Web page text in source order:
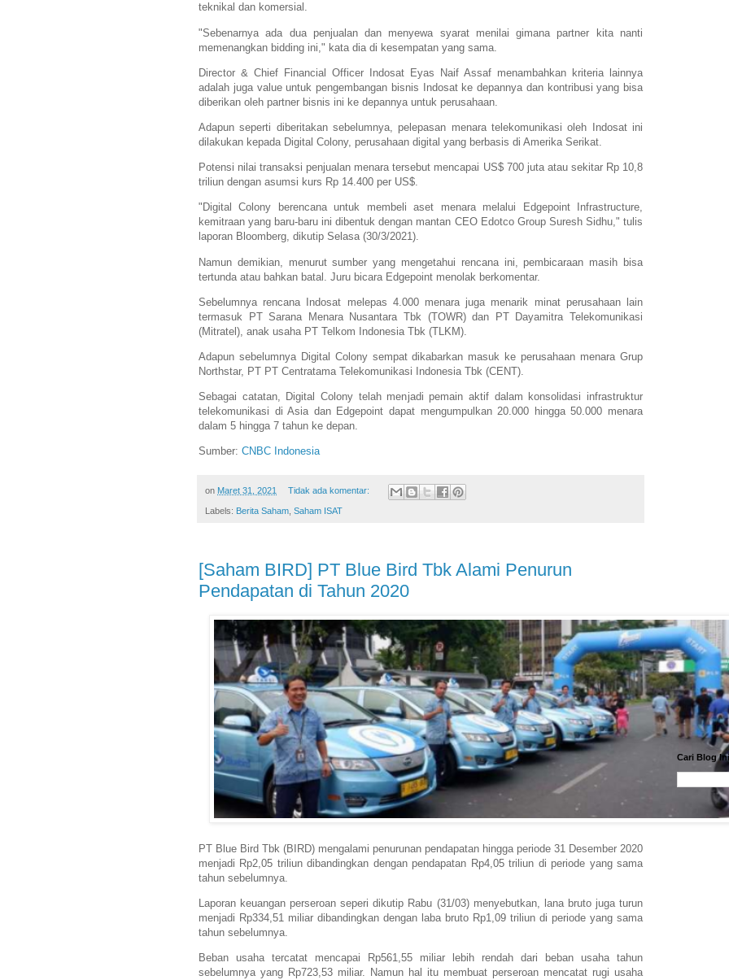
teknikal dan komersial.
"Sebenarnya ada dua penjualan dan menyewa syarat menilai gimana partner kita nanti
memenangkan bidding ini," kata dia di kesempatan yang sama.
Director & Chief Financial Officer Indosat Eyas Naif Assaf menambahkan kriteria lainnya
adalah juga value untuk pengembangan bisnis Indosat ke depannya dan kontribusi yang bisa
diberikan oleh partner bisnis ini ke depannya untuk perusahaan.
Adapun seperti diberitakan sebelumnya, pelepasan menara telekomunikasi oleh Indosat ini
dilakukan kepada Digital Colony, perusahaan digital yang berbasis di Amerika Serikat.
Potensi nilai transaksi penjualan menara tersebut mencapai US$ 700 juta atau sekitar Rp 10,8
triliun dengan asumsi kurs Rp 14.400 per US$.
"Digital Colony berencana untuk membeli aset menara melalui Edgepoint Infrastructure,
kemitraan yang baru-baru ini dibentuk dengan mantan CEO Edotco Group Suresh Sidhu," tulis
laporan Bloomberg, dikutip Selasa (30/3/2021).
Namun demikian, menurut sumber yang mengetahui rencana ini, pembicaraan masih bisa
tertunda atau bahkan batal. Juru bicara Edgepoint menolak berkomentar.
Sebelumnya rencana Indosat melepas 4.000 menara juga menarik minat perusahaan lain
termasuk PT Sarana Menara Nusantara Tbk (TOWR) dan PT Dayamitra Telekomunikasi
(Mitratel), anak usaha PT Telkom Indonesia Tbk (TLKM).
Adapun sebelumnya Digital Colony sempat dikabarkan masuk ke perusahaan menara Grup
Northstar, PT PT Centratama Telekomunikasi Indonesia Tbk (CENT).
Sebagai catatan, Digital Colony telah menjadi pemain aktif dalam konsolidasi infrastruktur
telekomunikasi di Asia dan Edgepoint dapat mengumpulkan 20.000 hingga 50.000 menara
dalam 5 hingga 7 tahun ke depan.
Sumber: CNBC Indonesia
on Maret 31, 2021 Tidak ada komentar:
Labels: Berita Saham Saham ISAT
[Saham BIRD] PT Blue Bird Tbk Alami Penurun
Pendapatan di Tahun 2020
PT Blue Bird Tbk (BIRD) mengalami penurunan pendapatan hingga periode 31 Desember 2020
menjadi Rp2,05 triliun dibandingkan dengan pendapatan Rp4,05 triliun di periode yang sama
tahun sebelumnya.
Laporan keuangan perseroan seperi dikutip Rabu (31/03) menyebutkan, lana bruto juga turun
menjadi Rp334,51 miliar dibandingkan dengan laba bruto Rp1,09 triliun di periode yang sama
tahun sebelumnya.
Beban usaha tercatat mencapai Rp561,55 miliar lebih rendah dari beban usaha tahun
sebelumnya yang Rp723,53 miliar. Namun hal itu membuat perseroan mencatat rugi usaha
Cari Blog Ini